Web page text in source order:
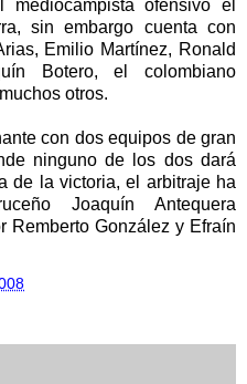
ofensivo el
sin embargo cuenta con
Emilio Martínez, Ronald
Botero, el colombiano
otros.
con dos equipos de gran
ninguno de los dos dará
de la victoria, el arbitraje ha
Joaquín Antequera
Remberto González y Efraín